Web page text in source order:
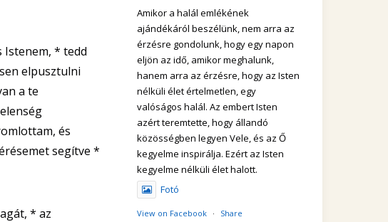
Istenem, * tedd
elpusztulni
a te
és
segítve *
* az
Amikor a halál emlékének
ajándékáról beszélünk, nem arra az
érzésre gondolunk, hogy egy napon
eljön az idő, amikor meghalunk,
hanem arra az érzésre, hogy az Isten
nélküli élet értelmetlen, egy
valóságos halál. Az embert Isten
azért teremtette, hogy állandó
közösségben legyen Vele, és az Ő
kegyelme inspirálja. Ezért az Isten
kegyelme nélküli élet halott.
Fotó
View on Facebook · Share